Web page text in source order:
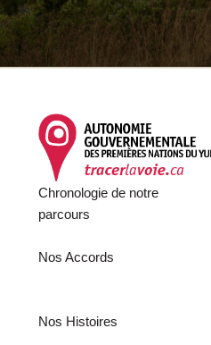
Footer
Chronologie de notre
parcours
Nos Accords
Nos Histoires